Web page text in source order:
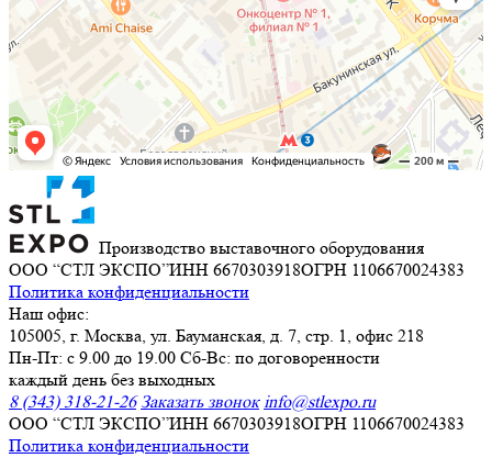
Производство выставочного оборудования
ООО “СТЛ ЭКСПО”ИНН 6670303918ОГРН 1106670024383
Политика конфиденциальности
Наш офис:
105005, г. Москва, ул. Бауманская, д. 7, стр. 1, офис 218
Пн-Пт: с 9.00 до 19.00 Сб-Вс: по договоренности
каждый день без выходных
8 (343) 318-21-26 Заказать звонок info@stlexpo.ru
ООО “СТЛ ЭКСПО”ИНН 6670303918ОГРН 1106670024383
Политика конфиденциальности